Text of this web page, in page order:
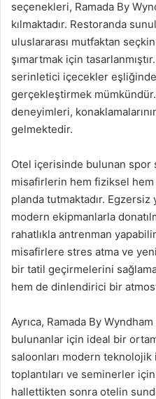
seçenekleri, Ramada By
kılmaktadır. Restoranda
uluslararası mutfaktan seçkin
şımartmak için
serinletici içecekler
gerçekleştirmek
deneyimleri,
gelmektedir.
Otel içerisinde bulunan spor
misafirlerin hem fiziksel hem
planda tutmaktadır.
modern ekipmanlarla
rahatlıkla antrenman
misafirlere stres atma ve
bir tatil geçirmelerini
hem de dinlendirici bir
Ayrıca, Ramada By
bulunanlar için ideal bir
saloonları modern teknolojik
toplantıları ve seminerler
hallettikten sonra otelin